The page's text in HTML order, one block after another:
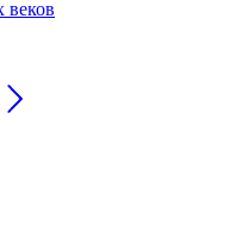
веков